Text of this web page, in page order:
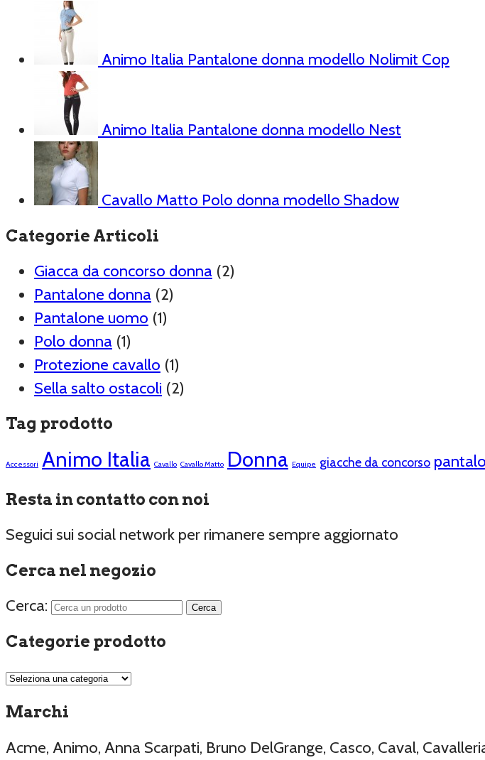
Animo Italia Pantalone donna modello Nolimit Cop
Animo Italia Pantalone donna modello Nest
Cavallo Matto Polo donna modello Shadow
Categorie Articoli
Giacca da concorso donna (2)
Pantalone donna (2)
Pantalone uomo (1)
Polo donna (1)
Protezione cavallo (1)
Sella salto ostacoli (2)
Tag prodotto
Accessori Animo Italia Cavallo Cavallo Matto Donna Equipe giacche da concorso
Resta in contatto con noi
Seguici sui social network per rimanere sempre aggiornato
Cerca nel negozio
Cerca:
Categorie prodotto
Marchi
Acme, Animo, Anna Scarpati, Bruno DelGrange, Casco, Caval,